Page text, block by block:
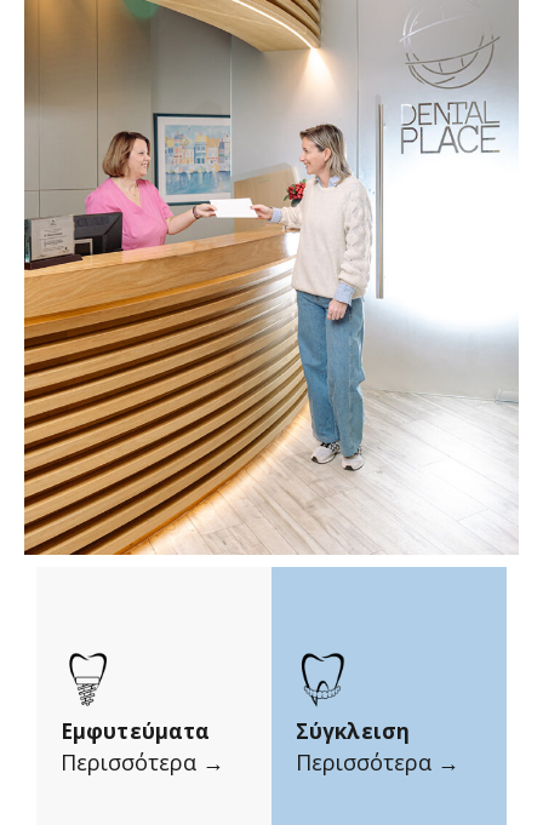
Εμφυτεύματα
Περισσότερα →
Σύγκλειση
Περισσότερα →